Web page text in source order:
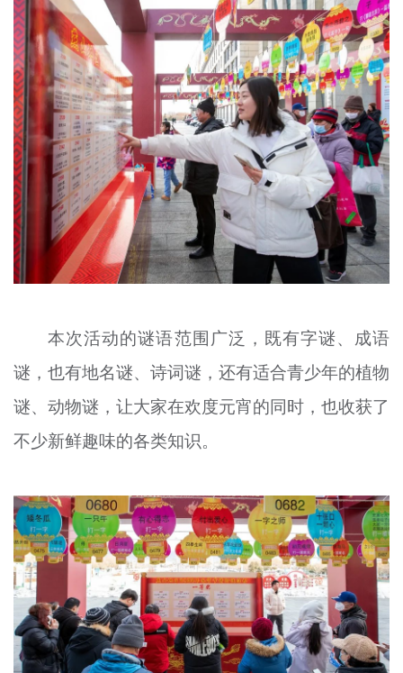
本次活动的谜语范围广泛，既有字谜、成语
谜，也有地名谜、诗词谜，还有适合青少年的植物
谜、动物谜，让大家在欢度元宵的同时，也收获了
不少新鲜趣味的各类知识。